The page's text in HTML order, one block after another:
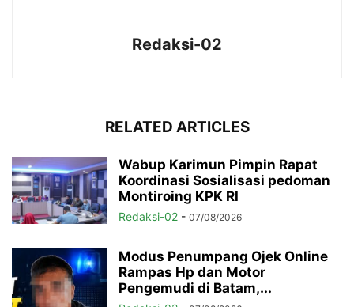
Redaksi-02
RELATED ARTICLES
Wabup Karimun Pimpin Rapat
Koordinasi Sosialisasi pedoman
Montiroing KPK RI
Redaksi-02 - 07/08/2026
Modus Penumpang Ojek Online
Rampas Hp dan Motor
Pengemudi di Batam,...